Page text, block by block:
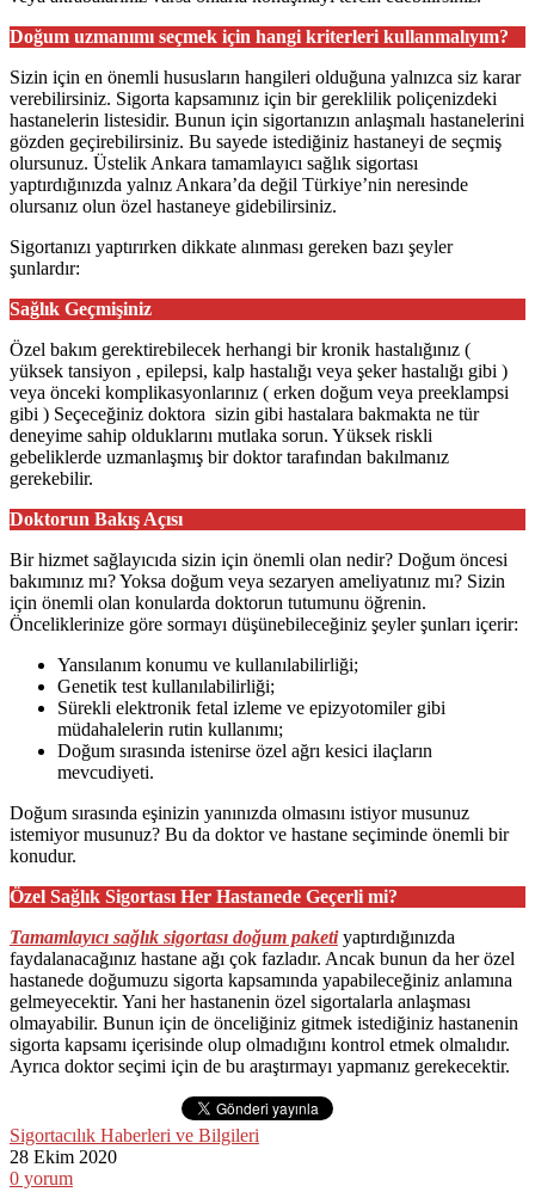
Doğum uzmanımı seçmek için hangi kriterleri kullanmalıyım?
Sizin için en önemli hususların hangileri olduğuna yalnızca siz karar
verebilirsiniz. Sigorta kapsamınız için bir gereklilik poliçenizdeki
hastanelerin listesidir. Bunun için sigortanızın anlaşmalı hastanelerini
gözden geçirebilirsiniz. Bu sayede istediğiniz hastaneyi de seçmiş
olursunuz. Üstelik Ankara tamamlayıcı sağlık sigortası
yaptırdığınızda yalnız Ankara’da değil Türkiye’nin neresinde
olursanız olun özel hastaneye gidebilirsiniz.
Sigortanızı yaptırırken dikkate alınması gereken bazı şeyler
şunlardır:
Sağlık Geçmişiniz
Özel bakım gerektirebilecek herhangi bir kronik hastalığınız (
yüksek tansiyon , epilepsi, kalp hastalığı veya şeker hastalığı gibi )
veya önceki komplikasyonlarınız ( erken doğum veya preeklampsi
gibi ) Seçeceğiniz doktora sizin gibi hastalara bakmakta ne tür
deneyime sahip olduklarını mutlaka sorun. Yüksek riskli
gebeliklerde uzmanlaşmış bir doktor tarafından bakılmanız
gerekebilir.
Doktorun Bakış Açısı
Bir hizmet sağlayıcıda sizin için önemli olan nedir? Doğum öncesi
bakımınız mı? Yoksa doğum veya sezaryen ameliyatınız mı? Sizin
için önemli olan konularda doktorun tutumunu öğrenin.
Önceliklerinize göre sormayı düşünebileceğiniz şeyler şunları içerir:
Yansılanım konumu ve kullanılabilirliği;
Genetik test kullanılabilirliği;
Sürekli elektronik fetal izleme ve epizyotomiler gibi
müdahalelerin rutin kullanımı;
Doğum sırasında istenirse özel ağrı kesici ilaçların
mevcudiyeti.
Doğum sırasında eşinizin yanınızda olmasını istiyor musunuz
istemiyor musunuz? Bu da doktor ve hastane seçiminde önemli bir
konudur.
Özel Sağlık Sigortası Her Hastanede Geçerli mi?
Tamamlayıcı sağlık sigortası doğum paketiyaptırdığınızda
faydalanacağınız hastane ağı çok fazladır. Ancak bunun da her özel
hastanede doğumuzu sigorta kapsamında yapabileceğiniz anlamına
gelmeyecektir. Yani her hastanenin özel sigortalarla anlaşması
olmayabilir. Bunun için de önceliğiniz gitmek istediğiniz hastanenin
sigorta kapsamı içerisinde olup olmadığını kontrol etmek olmalıdır.
Ayrıca doktor seçimi için de bu araştırmayı yapmanız gerekecektir.
Sigortacılık Haberleri ve Bilgileri
28 Ekim 2020
0 yorum